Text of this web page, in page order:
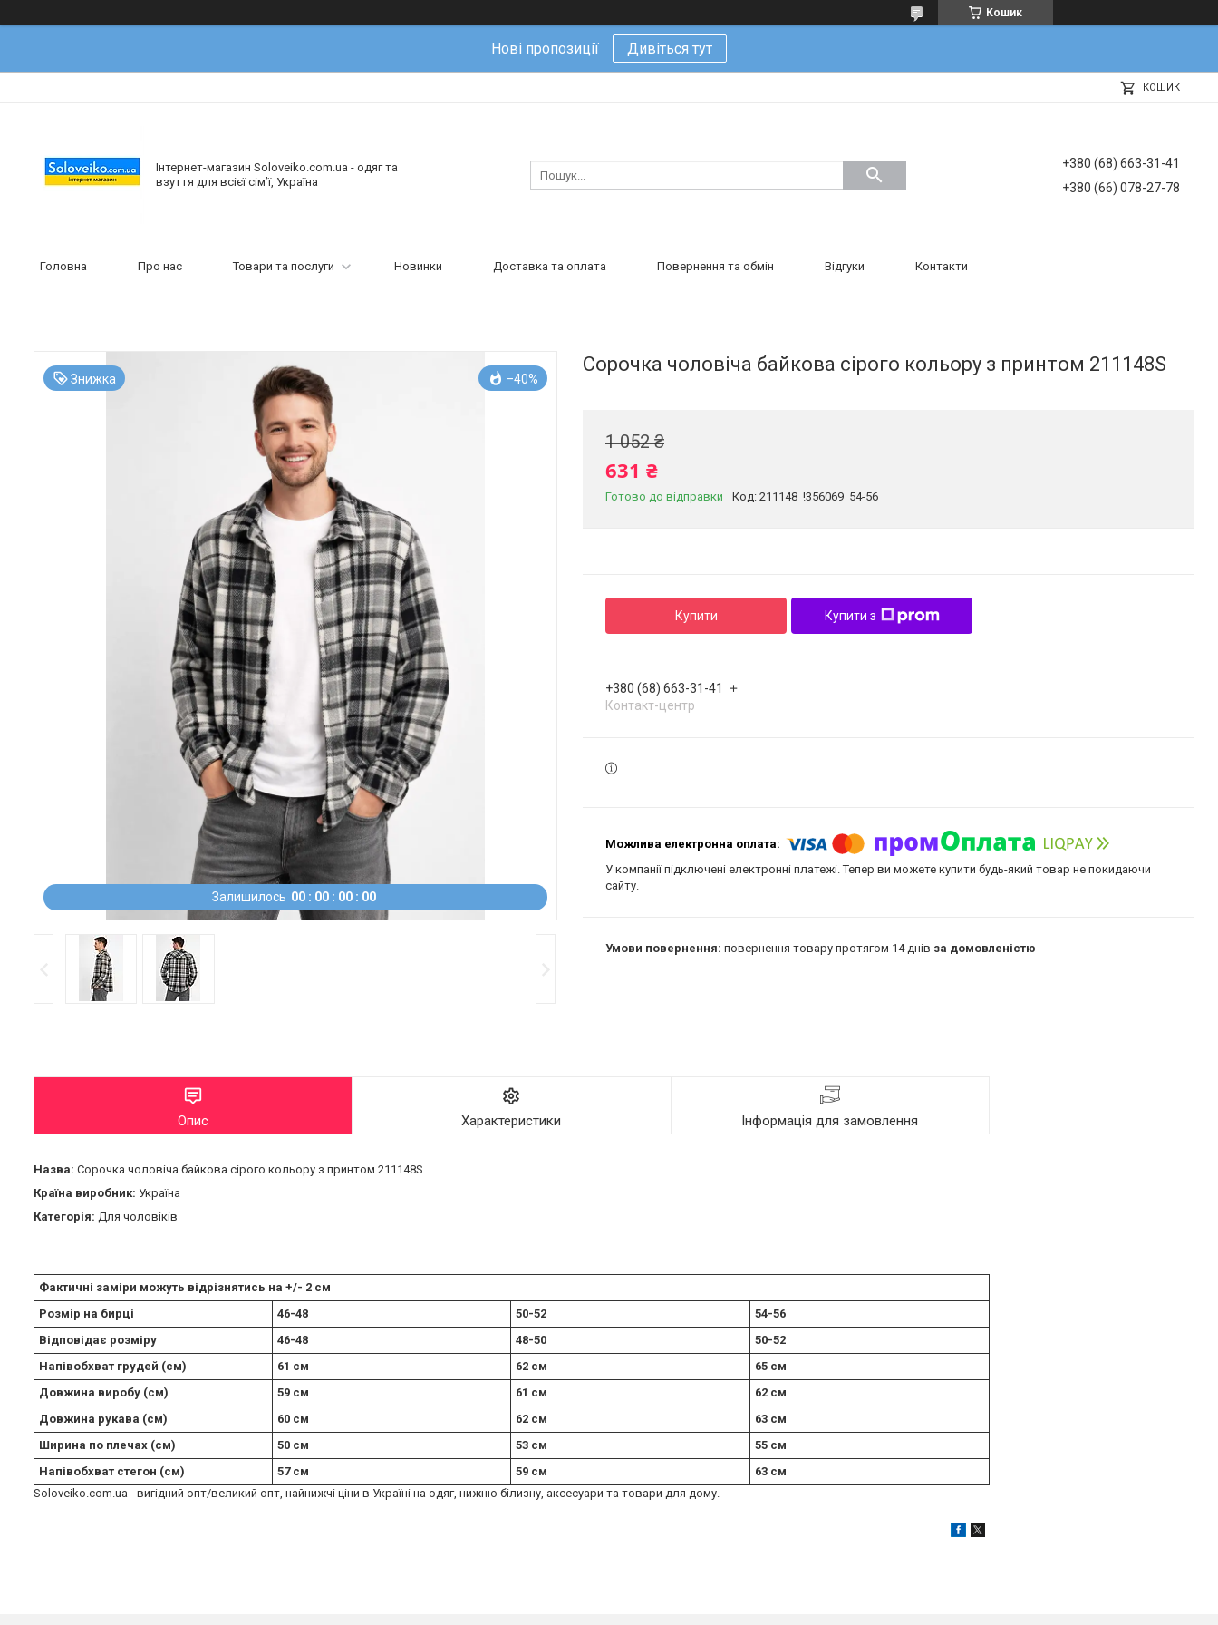
Кошик
Нові пропозиції Дивіться тут
КОШИК
Інтернет-магазин Soloveiko.com.ua - одяг та
взуття для всієї сім’ї, Україна
+380 (68) 663-31-41
+380 (66) 078-27-78
Головна Про нас Товари та послуги Новинки Доставка та оплата Повернення та обмін Відгуки Контакти
Залишилось 00 00 00 00
Знижка –40%
Сорочка чоловіча байкова сірого кольору з принтом 211148S
1 052 ₴
631 ₴
Готово до відправки Код: 211148_!356069_54-56
Купити Купити з
+380 (68) 663-31-41
Контакт-центр
У компанії підключені електронні платежі. Тепер ви можете купити будь-який товар не покидаючи
сайту.
повернення товару протягом 14 днів за домовленістю
Опис Характеристики Інформація для замовлення
Назва: Сорочка чоловіча байкова сірого кольору з принтом 211148S
Країна виробник: Україна
Категорія: Для чоловіків
Фактичні заміри можуть відрізнятись на +/- 2 см
Розмір на бирці
46-48 50-52
54-56
Відповідає розміру
46-48 48-50
50-52
Напівобхват грудей (см)
61 см 62 см
65 см
Довжина виробу (см)
59 см 61 см
62 см
Довжина рукава (см)
60 см 62 см
63 см
Ширина по плечах (см)
50 см 53 см
55 см
Напівобхват стегон (см)
57 см 59 см
63 см
Soloveiko.com.ua - вигідний опт/великий опт, найнижчі ціни в Україні на одяг, нижню білизну, аксесуари та товари для дому.